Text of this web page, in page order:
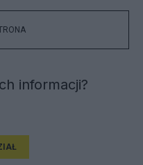
informacji?